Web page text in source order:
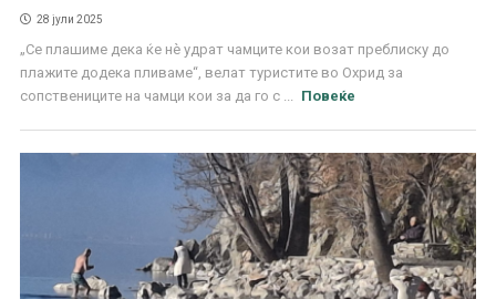
28 јули 2025
„Се плашиме дека ќе нѐ удрат чамците кои возат преблиску до
плажите додека пливаме“, велат туристите во Охрид за
сопствениците на чамци кои за да го с ...
Повеќе